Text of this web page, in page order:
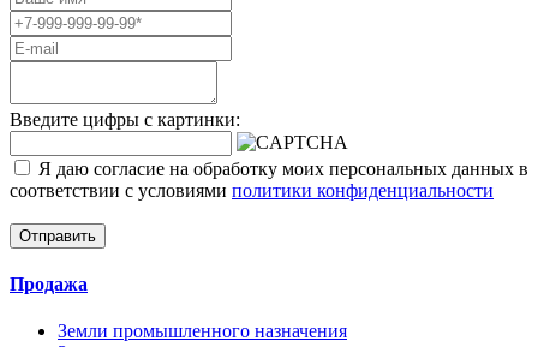
Введите цифры с картинки:
Я даю согласие на обработку моих персональных данных в
соответствии с условиями политики конфиденциальности
Отправить
Продажа
Земли промышленного назначения